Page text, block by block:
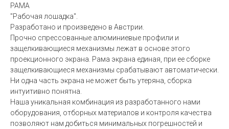
РАМА
"Рабочая лошадка".
Разработано и произведено в Австрии.
Прочно спрессованные алюминиевые профили и
защелкивающиеся механизмы лежат в основе этого
проекционного экрана. Рама экрана единая, при ее сборке
защелкивающиеся механизмы срабатывают автоматически.
Ни одна часть экрана не может быть утеряна, сборка
интуитивно понятна.
Наша уникальная комбинация из разработанного нами
оборудования, отборных материалов и контроля качества
позволяют нам добиться минимальных погрешностей и